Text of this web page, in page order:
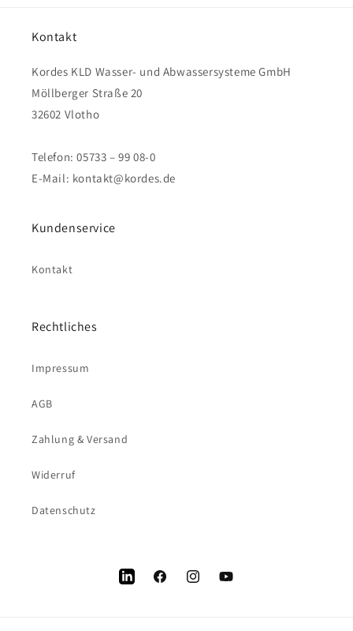
Kontakt
Kordes KLD Wasser- und Abwassersysteme GmbH
Möllberger Straße 20
32602 Vlotho
Telefon: 05733 – 99 08-0
E-Mail: kontakt@kordes.de
Kundenservice
Kontakt
Rechtliches
Impressum
AGB
Zahlung & Versand
Widerruf
Datenschutz
LinkedInFacebookInstagramYouTube